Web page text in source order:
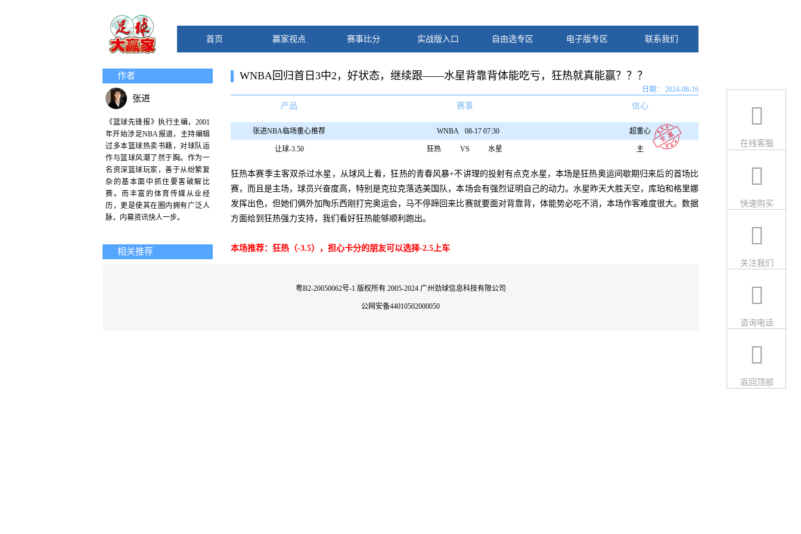
首页 赢家视点 赛事比分 实战版入口 自由选专区 电子版专区 联系我们
作者
张进
《篮球先锋报》执行主编，2001
年开始涉足NBA报道，主持编辑
过多本篮球热卖书籍，对球队运
作与篮球风潮了然于胸。作为一
名资深篮球玩家，善于从纷繁复
杂的基本面中抓住要害破解比
赛。而丰富的体育传媒从业经
历，更是使其在圈内拥有广泛人
脉，内幕资讯快人一步。
相关推荐
WNBA回归首日3中2，好状态，继续跟——水星背靠背体能吃亏，狂热就真能赢？？？
2024-08-16
产品 赛事 信心
张进NBA临场重心推荐 WNBA 08-17 07:30
狂热 VS 水星
超重心
让球-3.50 主
狂热本赛季主客双杀过水星，从球风上看，狂热的青春风暴+不讲理的投射有点克水星，本场是狂热奥运间歇期归来后的首场比
赛，而且是主场，球员兴奋度高，特别是克拉克落选美国队，本场会有强烈证明自己的动力。水星昨天大胜天空，库珀和格里娜
发挥出色，但她们俩外加陶乐西刚打完奥运会，马不停蹄回来比赛就要面对背靠背，体能势必吃不消，本场作客难度很大。数据
方面给到狂热强力支持，我们看好狂热能够顺利跑出。
本场推荐：狂热（-3.5），担心卡分的朋友可以选择-2.5上车
粤B2-20050062号-1版权所有 2005-2024 广州劲球信息科技有限公司
公网安备44010502000050
在线客服
快速购买
关注我们
咨询电话
返回顶部